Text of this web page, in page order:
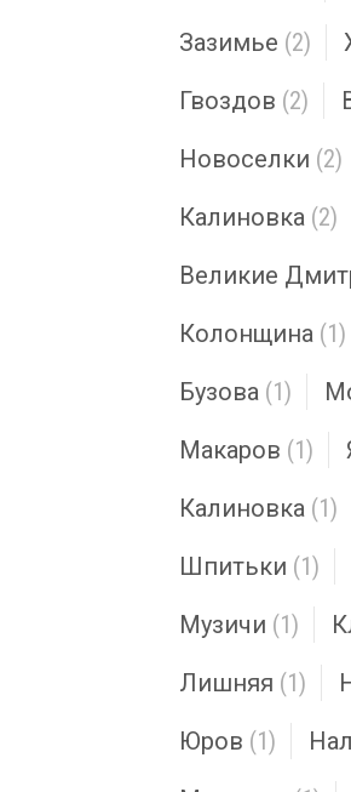
Зазимье (2)
Гвоздов (2)
Новоселки (2)
Калиновка (2)
Великие
Колонщина (1)
Бузова (1)
Макаров (1)
Калиновка (1)
Шпитьки (1)
Музичи (1)
Лишняя (1)
Юров (1)